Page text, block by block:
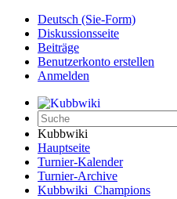
Deutsch (Sie-Form)‎
Diskussionsseite
Beiträge
Benutzerkonto erstellen
Anmelden
Kubbwiki
Hauptseite
Turnier-Kalender
Turnier-Archive
Kubbwiki_Champions